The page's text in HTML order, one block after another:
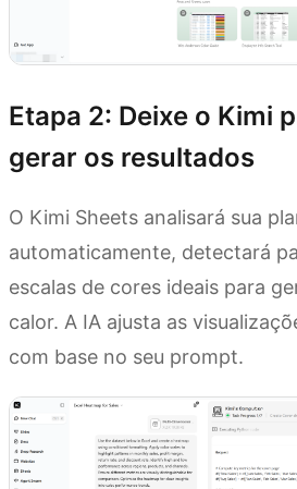
Etapa 2: Deixe o Kimi
gerar os resultados
O Kimi Sheets analisará sua
automaticamente, detectará
escalas de cores ideais para
calor. A IA ajusta as
com base no seu prompt.